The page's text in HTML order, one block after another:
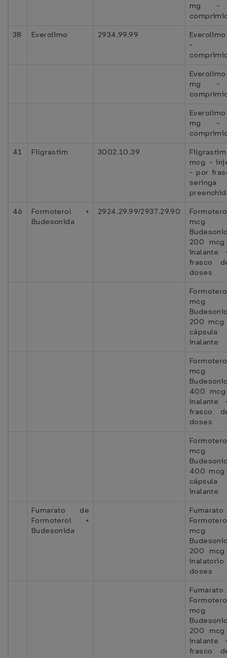
mg -
38
Everolimo 2934.99.99
-
mg -
mg -
41
Filgrastim 3002.10.39
mcg -
- por
seringa
46
Formoterol +
Budesonida
2924.29.99/2937.29.90
200
inalante
frasco
doses
200
cápsula
inalante
400
inalante
frasco
doses
400
cápsula
inalante
Fumarato de
Formoterol +
Budesonida
200
doses
200
inalante
frasco